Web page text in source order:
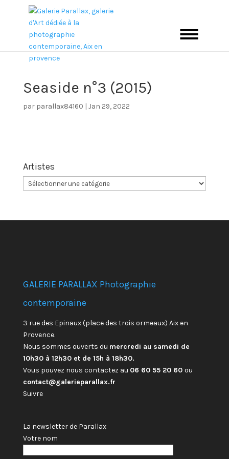
Seaside n°3 (2015)
par parallax84160 | Jan 29, 2022
Artistes
GALERIE PARALLAX Photographie
contemporaine
3 rue des Epinaux (place des trois ormeaux) Aix en
Provence.
Nous sommes ouverts du mercredi au samedi de
10h30 à 12h30 et de 15h à 18h30.
Vous pouvez nous contactez au 06 60 55 20 60 ou
contact@galerieparallax.fr
Suivre
La newsletter de Parallax
Votre nom